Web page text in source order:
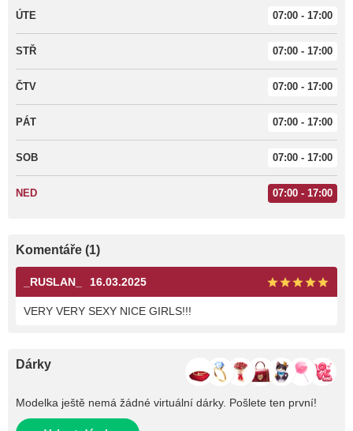
ÚTE 07:00 - 17:00
STŘ 07:00 - 17:00
ČTV 07:00 - 17:00
PÁT 07:00 - 17:00
SOB 07:00 - 17:00
NED 07:00 - 17:00
Komentáře (1)
_RUSLAN_ 16.03.2025
VERY VERY SEXY NICE GIRLS!!!
Dárky
Modelka ještě nemá žádné virtuální dárky. Pošlete ten první!